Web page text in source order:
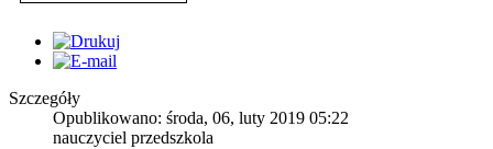
Szczegóły
Opublikowano: środa, 06, luty 2019 05:22
nauczyciel przedszkola